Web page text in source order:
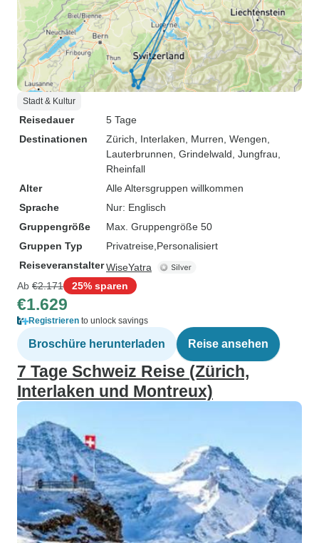
Stadt & Kultur
Reisedauer
5 Tage
Destinationen
Zürich , Interlaken , Murren , Wengen
Lauterbrunnen , Grindelwald , Jungfrau
Rheinfall
Alter
Alle Altersgruppen willkommen
Sprache
Nur: Englisch
Gruppengröße
Max. Gruppengröße 50
Gruppen Typ
Privatreise Personalisiert
ReiseveranstalterWiseYatra
Ab €2.171 25% sparen
€1.629
Registrieren to unlock savings
Broschüre herunterladen Reise ansehen
7 Tage Schweiz Reise (Zürich,
Interlaken und Montreux)